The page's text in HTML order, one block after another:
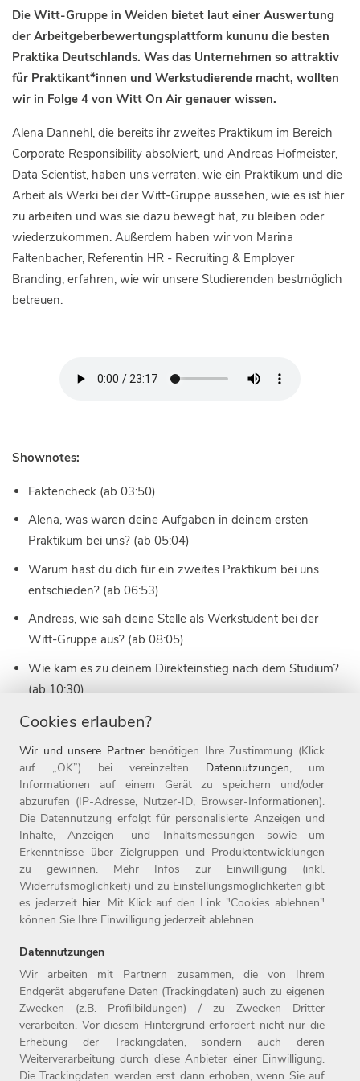
Die Witt-Gruppe in Weiden bietet laut einer Auswertung
der Arbeitgeberbewertungsplattform kununu die besten
Praktika Deutschlands. Was das Unternehmen so attraktiv
für Praktikant*innen und Werkstudierende macht, wollten
wir in Folge 4 von Witt On Air genauer wissen.
Alena Dannehl, die bereits ihr zweites Praktikum im Bereich
Corporate Responsibility absolviert, und Andreas Hofmeister,
Data Scientist, haben uns verraten, wie ein Praktikum und die
Arbeit als Werki bei der Witt-Gruppe aussehen, wie es ist hier
zu arbeiten und was sie dazu bewegt hat, zu bleiben oder
wiederzukommen. Außerdem haben wir von Marina
Faltenbacher, Referentin HR - Recruiting & Employer
Branding, erfahren, wie wir unsere Studierenden bestmöglich
betreuen.
Shownotes:
Faktencheck (ab 03:50)
Alena, was waren deine Aufgaben in deinem ersten
Praktikum bei uns? (ab 05:04)
Warum hast du dich für ein zweites Praktikum bei uns
entschieden? (ab 06:53)
Andreas, wie sah deine Stelle als Werkstudent bei der
Witt-Gruppe aus? (ab 08:05)
Wie kam es zu deinem Direkteinstieg nach dem Studium?
(ab 10:30)
Wie schafft es die Witt-Gruppe, Studierende bestmöglich
Was unterscheidet uns von anderen Unternehmen? (ab
14:16)
Auf was sollten Studierende bei der Suche nach einem
Praktikum bzw. einer Werkstudierendenstelle achten? (ab
18:20)
Wie kann man sich bei seiner Bewerbung positiv von der
Masse abheben? (ab 20:55)
Home
Arbeitgeber
Benefits
Jobs
Einstiegslevel
Arbeitsfelder
Kontakt
Impressum
Datenschutz
Cookies erlauben?
Wir und unsere Partnerbenötigen Ihre Zustimmung (Klick
auf „OK”) bei vereinzelten Datennutzungen, um
Informationen auf einem Gerät zu speichern und/oder
abzurufen (IP-Adresse, Nutzer-ID, Browser-Informationen).
Die Datennutzung erfolgt für personalisierte Anzeigen und
Inhalte, Anzeigen- und Inhaltsmessungen sowie um
Erkenntnisse über Zielgruppen und Produktentwicklungen
zu gewinnen. Mehr Infos zur Einwilligung (inkl.
Widerrufsmöglichkeit) und zu Einstellungsmöglichkeiten gibt
es jederzeit hier. Mit Klick auf den Link "Cookies ablehnen"
können Sie Ihre Einwilligung jederzeit ablehnen.
Datennutzungen
Wir arbeiten mit Partnern zusammen, die von Ihrem
Endgerät abgerufene Daten (Trackingdaten) auch zu eigenen
Zwecken (z.B. Profilbildungen) / zu Zwecken Dritter
verarbeiten. Vor diesem Hintergrund erfordert nicht nur die
Erhebung der Trackingdaten, sondern auch deren
Weiterverarbeitung durch diese Anbieter einer Einwilligung.
Die Trackingdaten werden erst dann erhoben, wenn Sie auf